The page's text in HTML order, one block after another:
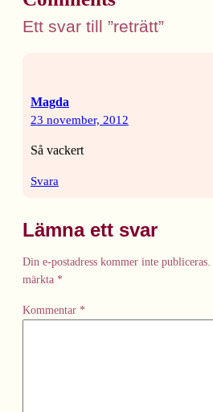
Ett svar till ”reträtt”
Magda
23 november, 2012
Så vackert
Svara
Lämna ett svar
Din e-postadress kommer inte publiceras.
märkta *
Kommentar *